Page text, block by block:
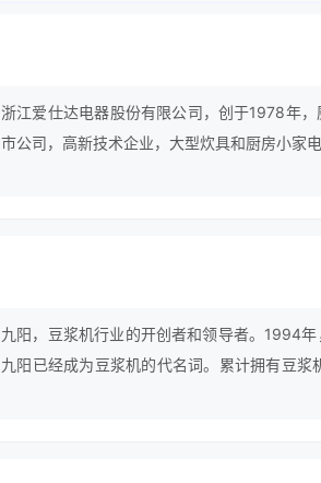
浙江爱仕达电器股份有限公司，创于1978年
市公司，高新技术企业，大型炊具和厨房小家电
九阳，豆浆机行业的开创者和领导者。1994
九阳已经成为豆浆机的代名词。累计拥有豆